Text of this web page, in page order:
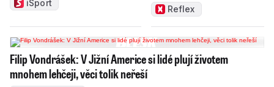
iSport
politiky?
Reflex
Filip Vondrášek: V Jižní Americe si lidé plují životem
mnohem lehčeji, věci tolik neřeší